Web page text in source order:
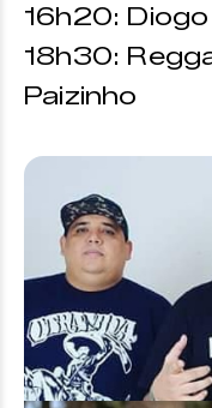
16h20:
18h30:
Paizinho